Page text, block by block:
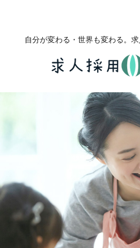
自分が変わる・世界も変わる。